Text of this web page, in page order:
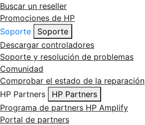
Buscar un reseller
Promociones de HP
Soporte
Soporte
Descargar controladores
Soporte y resolución de problemas
Comunidad
Comprobar el estado de la reparación
HP Partners
HP Partners
Programa de partners HP Amplify
Portal de partners